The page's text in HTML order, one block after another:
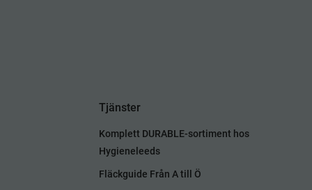
Tjänster
Komplett DURABLE-sortiment hos
Hygieneleeds
Fläckguide Från A till Ö